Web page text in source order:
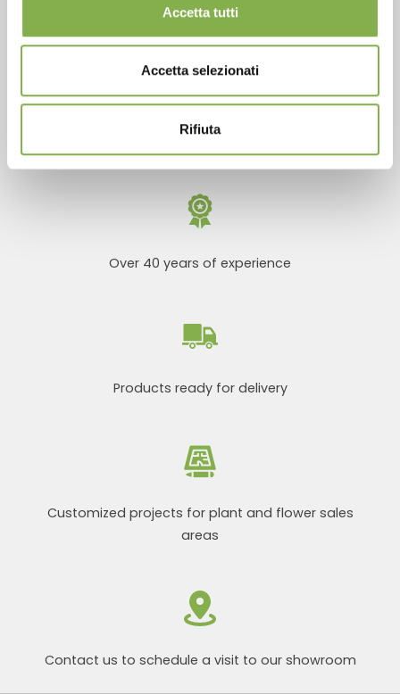
Accetta tutti
Accetta selezionati
Rifiuta
+1 904 294 5920
SERVICES
Over 40 years of experience
Products ready for delivery
Customized projects for plant and flower sales
areas
Contact us to schedule a visit to our showroom